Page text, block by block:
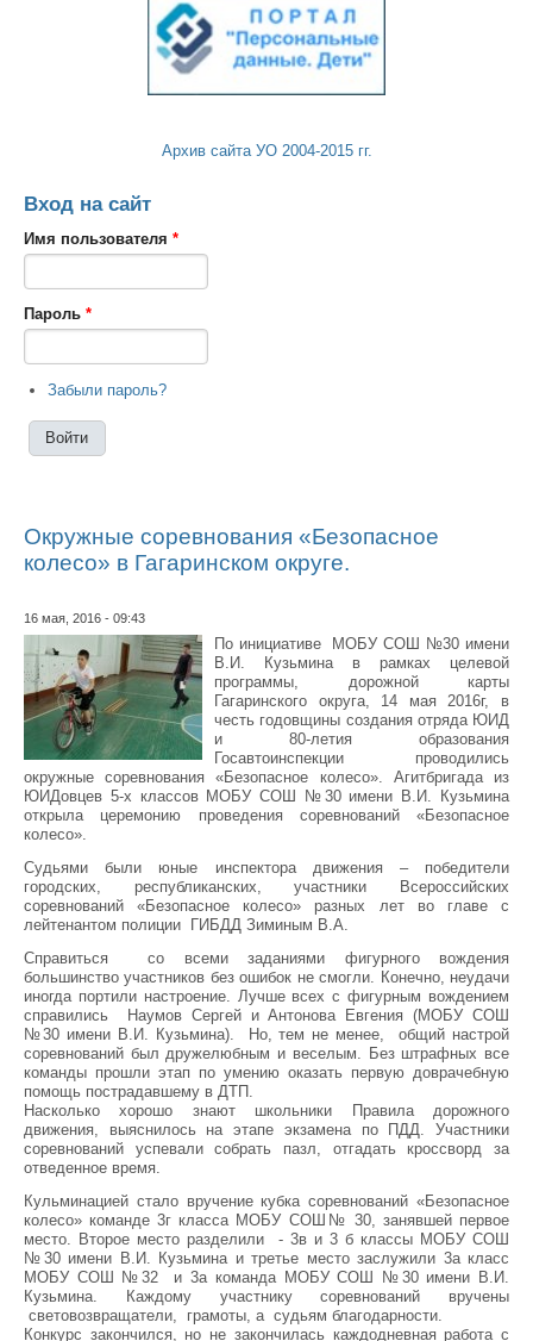
Архив сайта УО 2004-2015 гг.
Вход на сайт
Имя пользователя *
Пароль *
Забыли пароль?
Окружные соревнования «Безопасное
колесо» в Гагаринском округе.
16 мая, 2016 - 09:43
По инициативе МОБУ СОШ №30 имени
В.И. Кузьмина в рамках целевой
программы, дорожной карты
Гагаринского округа, 14 мая 2016г, в
честь годовщины создания отряда ЮИД
и 80-летия образования
Госавтоинспекции проводились
окружные соревнования «Безопасное колесо». Агитбригада из
ЮИДовцев 5-х классов МОБУ СОШ №30 имени В.И. Кузьмина
открыла церемонию проведения соревнований «Безопасное
колесо».
Судьями были юные инспектора движения – победители
городских, республиканских, участники Всероссийских
соревнований «Безопасное колесо» разных лет во главе с
лейтенантом полиции ГИБДД Зиминым В.А.
Справиться со всеми заданиями фигурного вождения
большинство участников без ошибок не смогли. Конечно, неудачи
иногда портили настроение. Лучше всех с фигурным вождением
справились Наумов Сергей и Антонова Евгения (МОБУ СОШ
№30 имени В.И. Кузьмина). Но, тем не менее, общий настрой
соревнований был дружелюбным и веселым. Без штрафных все
команды прошли этап по умению оказать первую доврачебную
помощь пострадавшему в ДТП.
Насколько хорошо знают школьники Правила дорожного
движения, выяснилось на этапе экзамена по ПДД. Участники
соревнований успевали собрать пазл, отгадать кроссворд за
отведенное время.
Кульминацией стало вручение кубка соревнований «Безопасное
колесо» команде 3г класса МОБУ СОШ№ 30, занявшей первое
место. Второе место разделили - 3в и 3 б классы МОБУ СОШ
№30 имени В.И. Кузьмина и третье место заслужили 3а класс
МОБУ СОШ №32 и 3а команда МОБУ СОШ №30 имени В.И.
Кузьмина. Каждому участнику соревнований вручены
световозвращатели, грамоты, а судьям благодарности.
Конкурс закончился, но не закончилась каждодневная работа с